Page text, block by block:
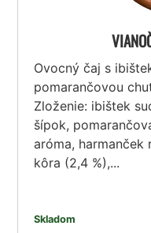
Ovocný čaj s
pomarančovou
Zloženie: ibištek
šípok,
aróma,
kôra (2,4 %),...
Skladom